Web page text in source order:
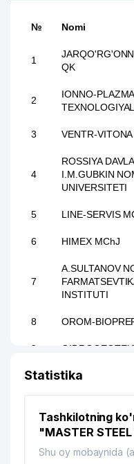
№ Nomi
1
QK
2
IONNO-
3 VENTR-
4
ROSSIYA
I.M.GUBKIN
UNIVERSITETI
5 LINE-SERVIS
6 HIMEX MChJ
7
A.SULTANOV
INSTITUTI
8 OROM-
9
10
QURILISH
11
O'ZBEKISTON
AKADEMIYASI
Statistika
Tashkilotning
"MASTER
Shu oy mobaynida